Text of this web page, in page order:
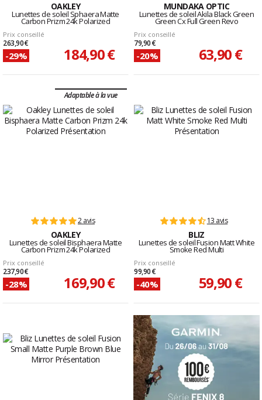
OAKLEY
Lunettes de soleil Sphaera Matte
Carbon Prizm 24k Polarized
Prix conseillé
263,90 €
-29% 184,90 €
MUNDAKA OPTIC
Lunettes de soleil Akila Black Green
Green Cx Full Green Revo
Prix conseillé
79,90 €
-20% 63,90 €
Adaptable à la vue
2 avis
OAKLEY
Lunettes de soleil Bisphaera Matte
Carbon Prizm 24k Polarized
Prix conseillé
237,90 €
-28% 169,90 €
13 avis
BLIZ
Lunettes de soleil Fusion Matt White
Smoke Red Multi
Prix conseillé
99,90 €
-40% 59,90 €